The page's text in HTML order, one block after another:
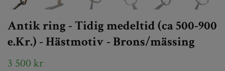
Antik ring - Tidig medeltid (ca 500-900
e.Kr.) - Hästmotiv - Brons/mässing
3 500 kr